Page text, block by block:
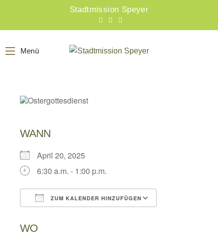
Stadtmission Speyer
Menü
WANN
April 20, 2025
6:30 a.m. - 1:00 p.m.
ZUM KALENDER HINZUFÜGEN
WO